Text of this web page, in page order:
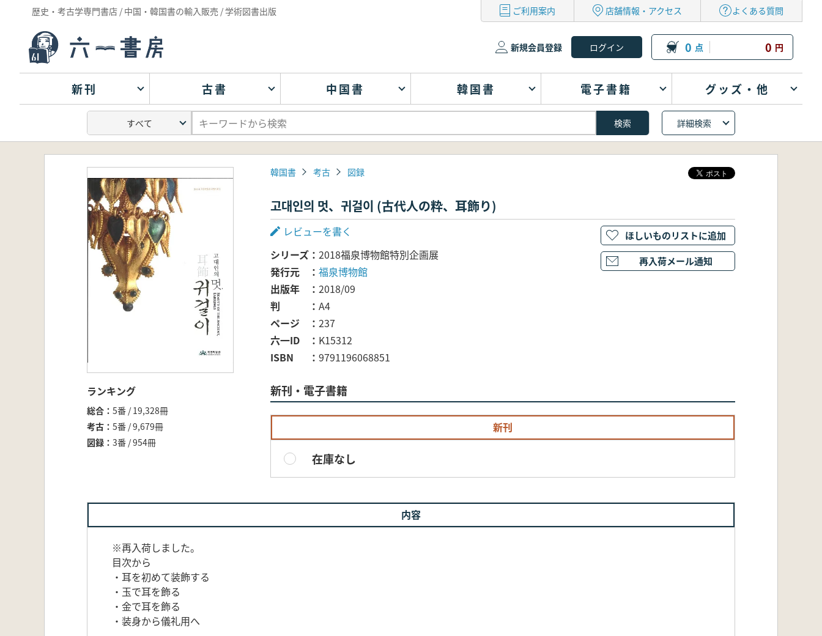
歴史・考古学専門書店 / 中国・韓国書の輸入販売 / 学術図書出版 ご利用案内 店舗情報・アクセス よくある質問
新規会員登録 0 点 0 円
新刊 古書 中国書 韓国書 電子書籍 グッズ・他
詳細検索
ランキング
総合
5番 / 19,328冊
考古
5番 / 9,679冊
図録
3番 / 954冊
韓国書 考古 図録
고대인의 멋、귀걸이 (古代人の粋、耳飾り)
レビューを書く
シリーズ
2018福泉博物館特別企画展
発行元
福泉博物館
出版年
2018/09
判
A4
ページ
237
六一ID
K15312
ISBN
9791196068851
新刊・電子書籍
新刊
在庫なし
ほしいものリストに追加
再入荷メール通知
内容
※再入荷しました。
目次から
・耳を初めて装飾する
・玉で耳を飾る
・金で耳を飾る
・装身から儀礼用へ